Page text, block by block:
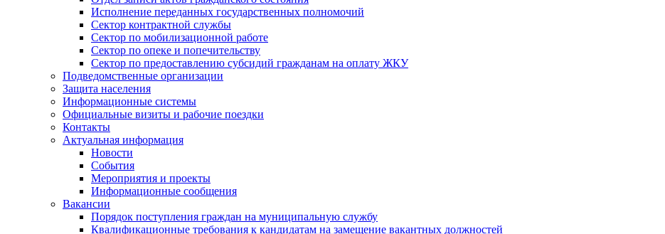
Исполнение переданных государственных полномочий
Сектор контрактной службы
Сектор по мобилизационной работе
Сектор по опеке и попечительству
Сектор по предоставлению субсидий гражданам на оплату ЖКУ
Подведомственные организации
Защита населения
Информационные системы
Официальные визиты и рабочие поездки
Контакты
Актуальная информация
Новости
События
Мероприятия и проекты
Информационные сообщения
Вакансии
Порядок поступления граждан на муниципальную службу
Квалификационные требования к кандидатам на замещение вакантных должностей